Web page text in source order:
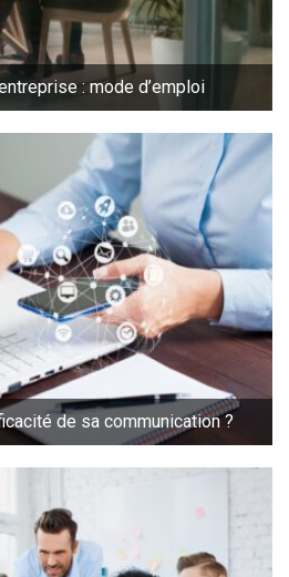
: mode d’emploi
de sa communication ?